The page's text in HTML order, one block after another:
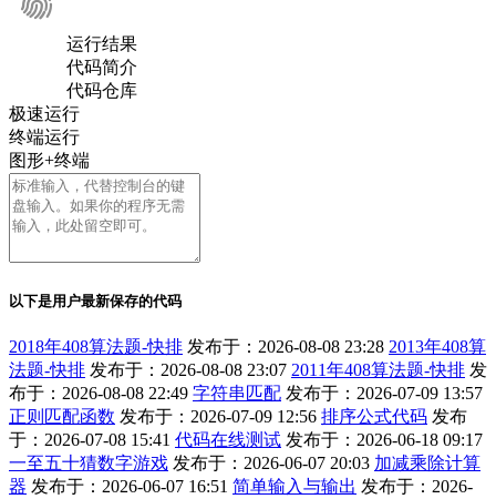
运行结果
代码简介
代码仓库
极速运行
终端运行
图形+终端
以下是用户最新保存的代码
2018年408算法题-快排 发布于：2026-08-08 23:28 2013年408算
法题-快排 发布于：2026-08-08 23:07 2011年408算法题-快排 发
布于：2026-08-08 22:49 字符串匹配 发布于：2026-07-09 13:57
正则匹配函数 发布于：2026-07-09 12:56 排序公式代码 发布
于：2026-07-08 15:41 代码在线测试 发布于：2026-06-18 09:17
一至五十猜数字游戏 发布于：2026-06-07 20:03 加减乘除计算
器 发布于：2026-06-07 16:51 简单输入与输出 发布于：2026-